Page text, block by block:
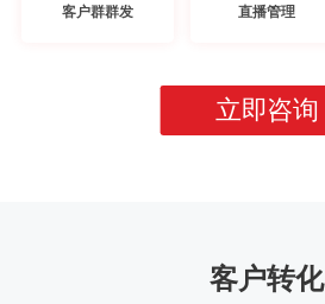
客户群群发 直播管理
立即咨询
客户转化